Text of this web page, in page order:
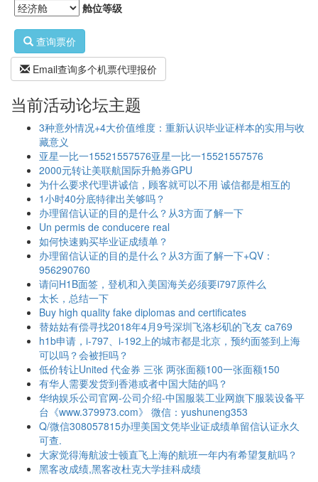
舱位等级
查询票价
Email查询多个机票代理报价
当前活动论坛主题
3种意外情况+4大价值维度：重新认识毕业证样本的实用与收
藏意义
亚星一比一15521557576亚星一比一15521557576
2000元转让美联航国际升舱券GPU
为什么要求代理讲诚信，顾客就可以不用 诚信都是相互的
1小时40分底特律出关够吗？
办理留信认证的目的是什么？从3方面了解一下
Un permis de conducere real
如何快速购买毕业证成绩单？
办理留信认证的目的是什么？从3方面了解一下+QV：
956290760
请问H1B面签，登机和入美国海关必须要i797原件么
太长，总结一下
Buy high quality fake diplomas and certificates
替姑姑有偿寻找2018年4月9号深圳飞洛杉矶的飞友 ca769
h1b申请，i-797、i-192上的城市都是北京，预约面签到上海
可以吗？会被拒吗？
低价转让United 代金券 三张 两张面额100一张面额150
有华人需要发货到香港或者中国大陆的吗？
华纳娱乐公司官网-公司介绍-中国服装工业网旗下服装设备平
台《www.379973.com》 微信：yushuneng353
Q/微信308057815办理美国文凭毕业证成绩单留信认证永久
可查.
大家觉得海航波士顿直飞上海的航班一年内有希望复航吗？
黑客改成绩,黑客改杜克大学挂科成绩